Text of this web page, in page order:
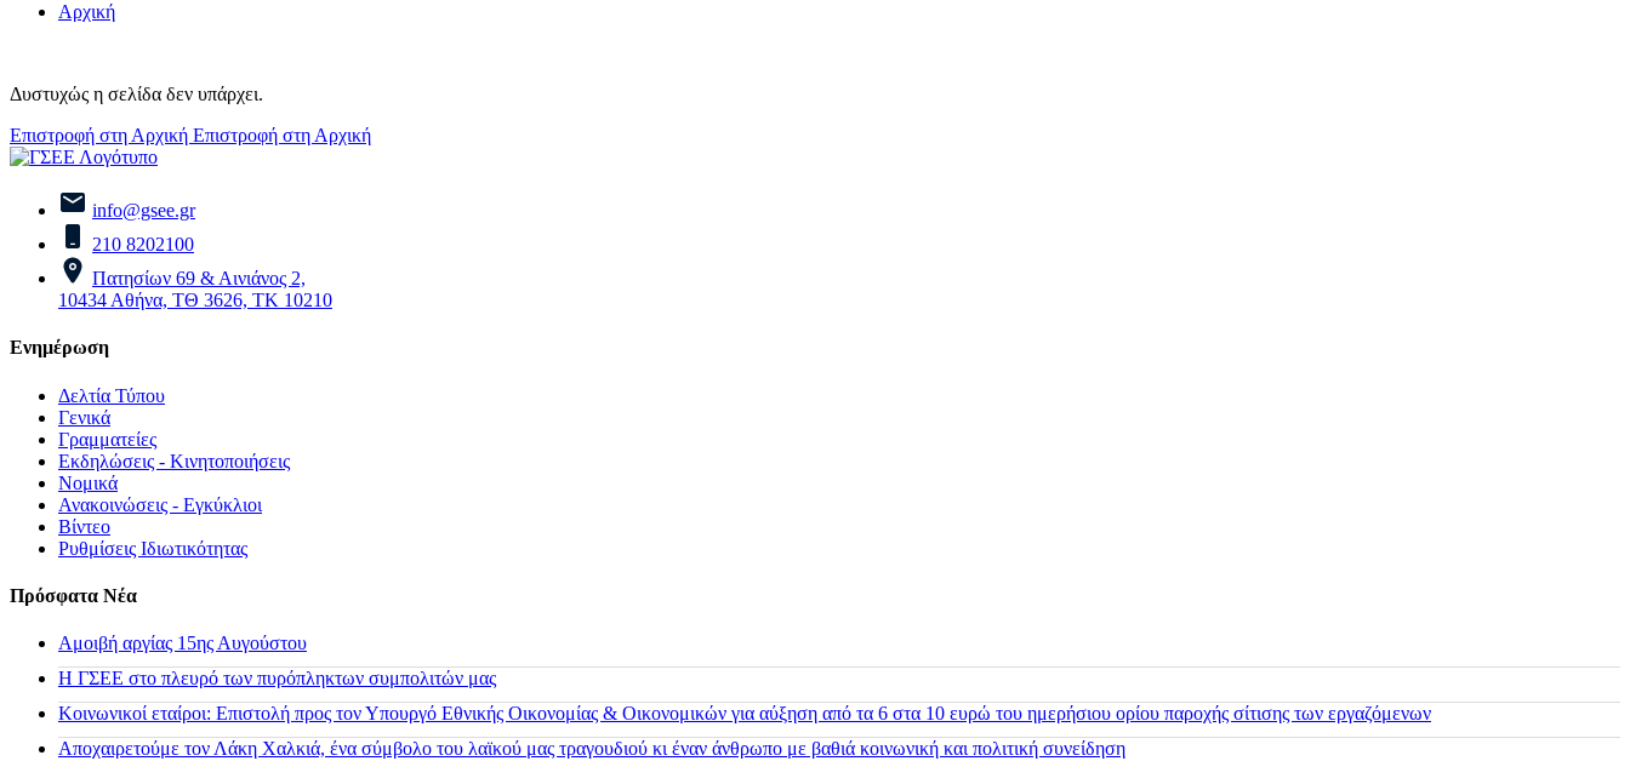
Αρχική
Δυστυχώς η σελίδα δεν υπάρχει.
Επιστροφή στη Αρχική Επιστροφή στη Αρχική
info@gsee.gr
210 8202100
Πατησίων 69 & Αινιάνος 2,
10434 Αθήνα, ΤΘ 3626, ΤΚ 10210
Ενημέρωση
Δελτία Τύπου
Γενικά
Γραμματείες
Εκδηλώσεις - Κινητοποιήσεις
Νομικά
Ανακοινώσεις - Εγκύκλιοι
Βίντεο
Ρυθμίσεις Ιδιωτικότητας
Πρόσφατα Νέα
Αμοιβή αργίας 15ης Αυγούστου
H ΓΣΕΕ στο πλευρό των πυρόπληκτων συμπολιτών μας
Κοινωνικοί εταίροι: Επιστολή προς τον Υπουργό Εθνικής Οικονομίας & Οικονομικών για αύξηση από τα 6 στα 10 ευρώ του ημερήσιου ορίου παροχής σίτισης των εργαζόμενων
Αποχαιρετούμε τον Λάκη Χαλκιά, ένα σύμβολο του λαϊκού μας τραγουδιού κι έναν άνθρωπο με βαθιά κοινωνική και πολιτική συνείδηση